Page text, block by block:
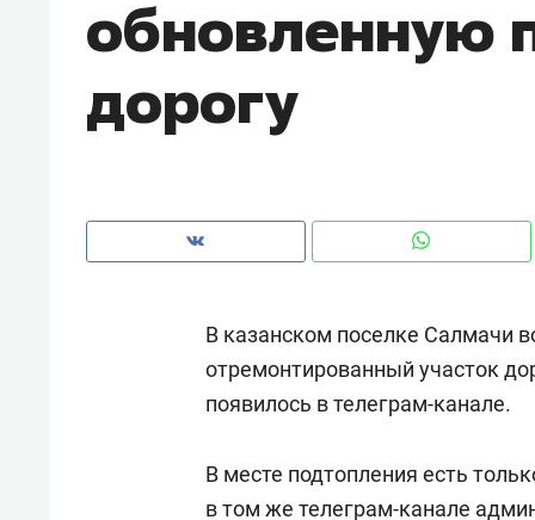
обновленную
дорогу
В казанском поселке Салмачи
отремонтированный участок
появилось в телеграм-канале.
В месте подтопления есть
в том же телеграм-канале
чем интересен Оман?
создают оазис жилого
комфорта под Казанью
ID